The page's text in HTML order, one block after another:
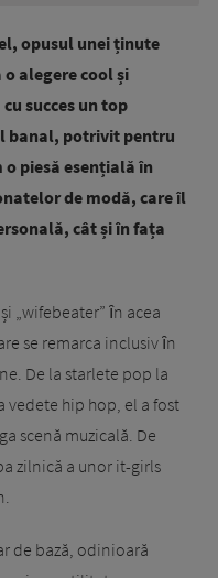
opusul unei ținute
alegere cool și
succes un top
banal, potrivit pentru
o piesă esențială în
de modă, care îl
cât și în fața
„wifebeater” ȋn acea
se remarca inclusiv ȋn
De la starlete pop la
hip hop, el a fost
scenă muzicală. De
zilnică a unor it-girls
de bază, odinioară